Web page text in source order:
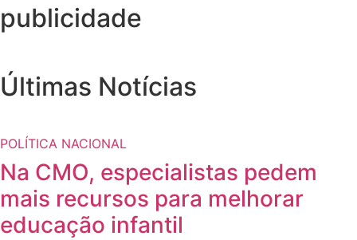
publicidade
Últimas Notícias
POLÍTICA NACIONAL
Na CMO, especialistas pedem
mais recursos para melhorar
educação infantil